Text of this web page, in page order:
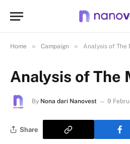
Home » Campaign » Analysis of The
Analysis of The
By Nona dari Nanovest 9
Share